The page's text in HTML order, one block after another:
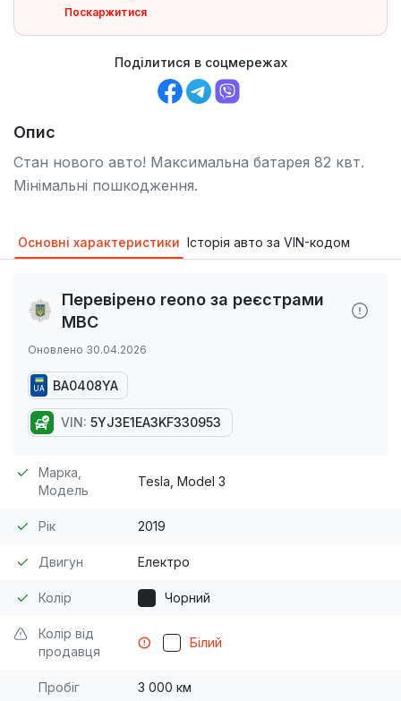
Поскаржитися
Поділитися в соцмережах
Опис
Стан нового авто! Максимальна батарея 82 квт.
Мінімальні пошкодження.
Основні характеристики Історія авто за VIN-кодом
Перевірено reono за реєстрами
МВС
Оновлено 30.04.2026
UA BA0408YA
VIN: 5YJ3E1EA3KF330953
Марка,
Модель
Tesla, Model 3
Рік 2019
Двигун Електро
Колір Чорний
Колір від
продавця
Білий
Пробіг 3 000 км